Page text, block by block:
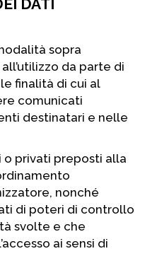
DATI
sopra
da parte di
le finalità di cui al
comunicati
destinatari e nelle
o privati ​​preposti alla
nonché
di poteri di controllo
svolte e che
ai sensi di